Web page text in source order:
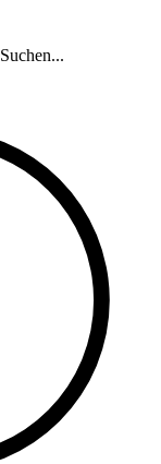
Suchen...